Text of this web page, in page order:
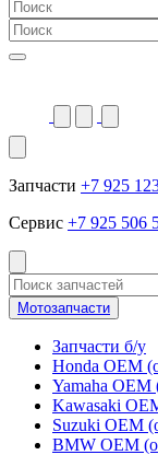
Запчасти +7 925
Сервис +7 925 506
Мотозапчасти
Запчасти б/у
Honda OEM
Yamaha OEM
Kawasaki
Suzuki OEM
BMW OEM